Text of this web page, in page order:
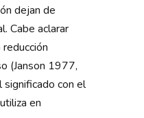
dejan de
Cabe aclarar
(Janson 1977,
con el
en